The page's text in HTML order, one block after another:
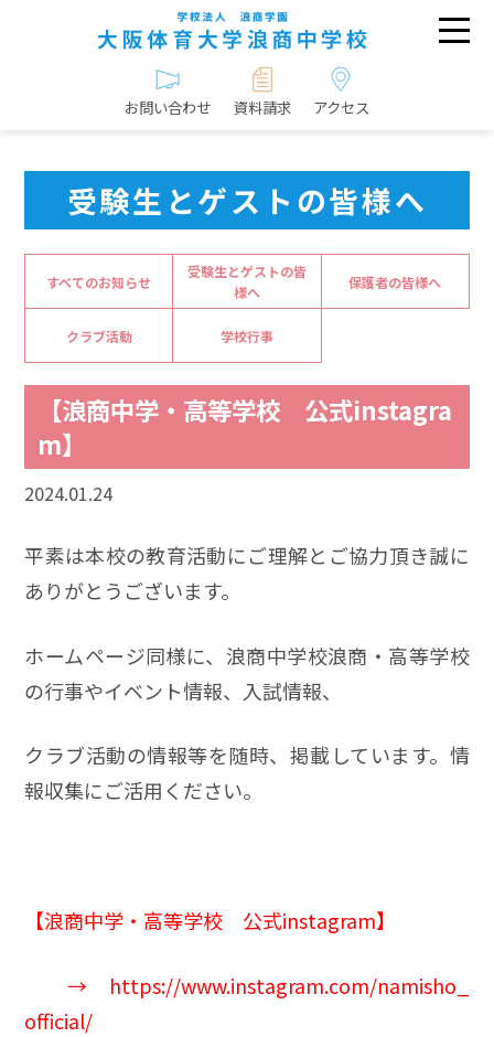
お問い合わせ 資料請求 アクセス
受験生とゲストの皆様へ
すべてのお知らせ
受験生とゲストの皆
様へ
保護者の皆様へ
クラブ活動 学校行事
【浪商中学・高等学校 公式instagra
m】
2024.01.24
平素は本校の教育活動にご理解とご協力頂き誠に
ありがとうございます。
ホームページ同様に、浪商中学校浪商・高等学校
の行事やイベント情報、入試情報、
クラブ活動の情報等を随時、掲載しています。情
報収集にご活用ください。
【浪商中学 ・高等学校 公式instagram】
→ https://www.instagram.com/namisho_
official/